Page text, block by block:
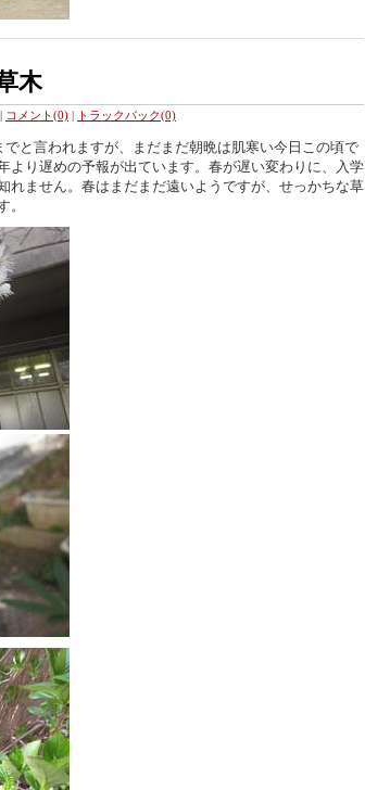
木
コメント(0) トラックバック(0)
と言われますが、まだまだ朝晩は肌寒い今日この頃で
より遅めの予報が出ています。春が遅い変わりに、入学
れません。春はまだまだ遠いようですが、せっかちな草
。